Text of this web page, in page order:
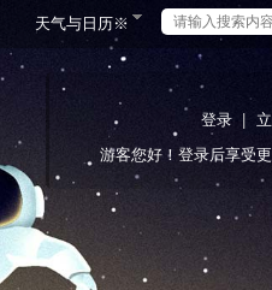
天气与日历※
登录
游客您好！登录后享受